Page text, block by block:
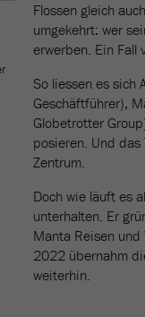
Flossen gleich
umgekehrt: wer
erwerben. Ein Fall
So liessen es sich
Geschäftführer),
Globetrotter
posieren. Und
Zentrum.
Doch wie läuft es
unterhalten. Er
Manta Reisen
2022 übernahm
weiterhin.